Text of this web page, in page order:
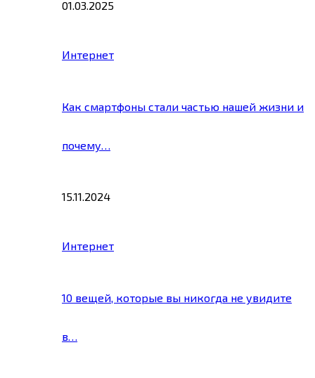
01.03.2025
Интернет
Как смартфоны стали частью нашей жизни и
почему…
15.11.2024
Интернет
10 вещей, которые вы никогда не увидите
в…